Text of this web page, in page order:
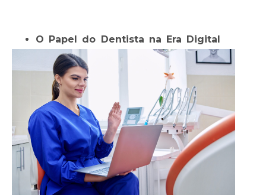
O Papel do Dentista na Era Digital